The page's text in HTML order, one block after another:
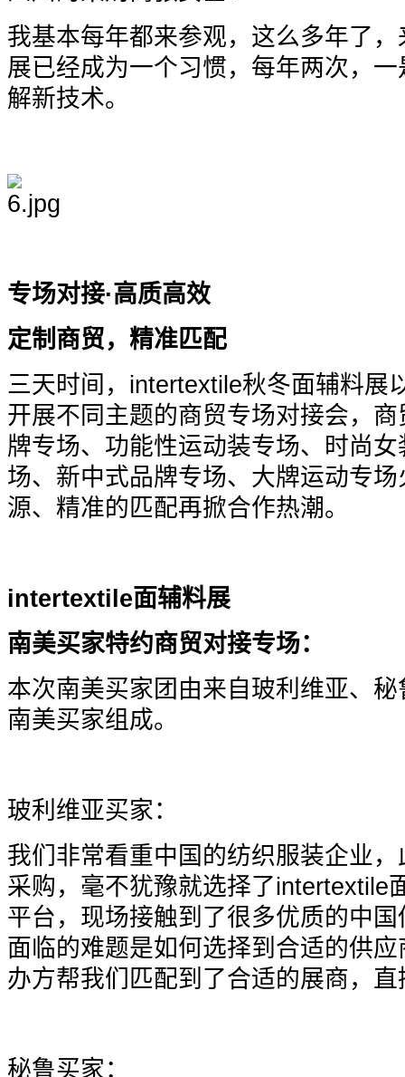
我基本每年都来参观，这么多年了
展已经成为一个习惯，每年两次，
解新技术。
专场对接·高质高效
定制商贸，精准匹配
三天时间，intertextile秋冬面辅料展
开展不同主题的商贸专场对接会，
牌专场、功能性运动装专场、时尚
场、新中式品牌专场、大牌运动专
源、精准的匹配再掀合作热潮。
intertextile面辅料展
南美买家特约商贸对接专场：
本次南美买家团由来自玻利维亚、
南美买家组成。
玻利维亚买家：
我们非常看重中国的纺织服装企业
采购，毫不犹豫就选择了intertextile
平台，现场接触到了很多优质的中
面临的难题是如何选择到合适的供
办方帮我们匹配到了合适的展商，
秘鲁买家：